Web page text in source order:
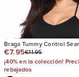
Braga Tummy Control
Thong Shapewear
€7.95€11.95
¡40% en la colección!
rebajados